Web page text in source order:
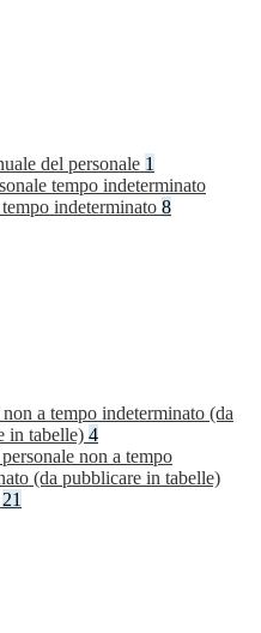
del personale 1
tempo indeterminato
indeterminato 8
non a tempo indeterminato (da
in tabelle) 4
non a tempo
(da pubblicare in tabelle)
21